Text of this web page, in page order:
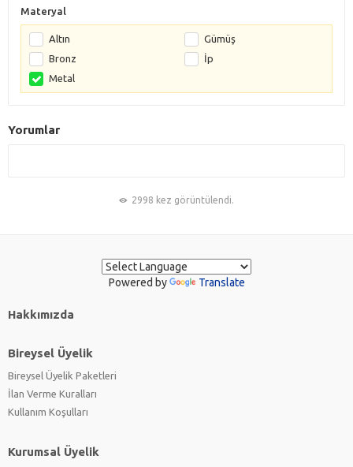
Materyal
Altın
Gümüş
Bronz
İp
Metal
Yorumlar
2998 kez görüntülendi.
Powered by Translate
Hakkımızda
Bireysel Üyelik
Bireysel Üyelik Paketleri
İlan Verme Kuralları
Kullanım Koşulları
Kurumsal Üyelik